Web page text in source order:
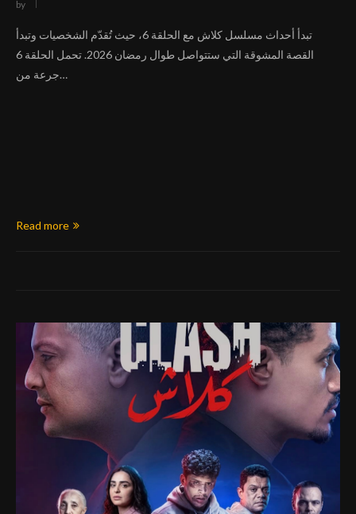
by
تبدأ أحداث مسلسل كلاش مع الحلقة 6، حيث تُقدّم الشخصيات وتبدأ
القصة المشوقة التي ستتواصل طوال رمضان 2026. تحمل الحلقة 6
جرعة من…
Read more